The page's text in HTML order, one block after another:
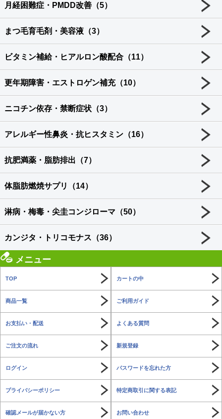
月経困難症・PMDD改善（5）
まつ毛育毛剤・美容液（3）
ビタミン補給・ヒアルロン酸配合（11）
更年期障害・エストロゲン補充（10）
ニコチン依存・禁断症状（3）
アレルギー性鼻炎・抗ヒスタミン（16）
抗肥満薬・脂肪排出（7）
体脂肪燃焼サプリ（14）
淋病・梅毒・尖圭コンジローマ（50）
カンジタ・トリコモナス（36）
メニュー
TOP カートの中
商品一覧 ご利用ガイド
お支払い・配送 よくある質問
ご注文の流れ 新規登録
ログイン パスワードを忘れた方
プライバシーポリシー 特定商取引に関する表記
確認メールが届かない方 お問い合わせ